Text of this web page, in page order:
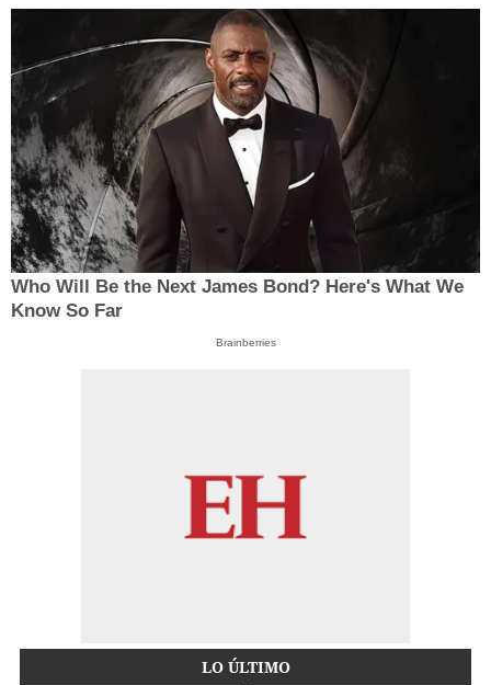
Who Will Be the Next James Bond? Here's What We
Know So Far
Brainberries
LO ÚLTIMO